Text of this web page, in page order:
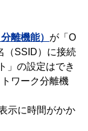
離機能） が「O
（SSID）に接続
」の設定はでき
ワーク分離機
示に時間がかか